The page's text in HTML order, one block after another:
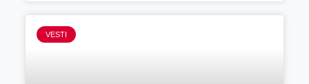
VESTI